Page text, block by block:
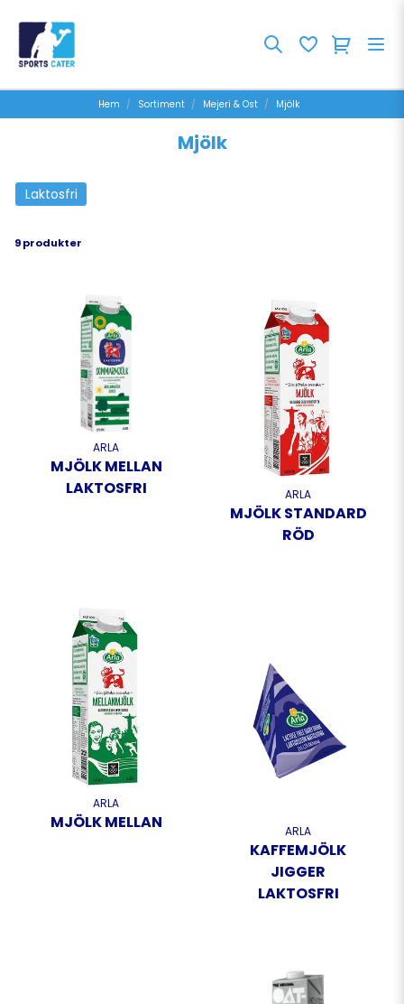
Hem Sortiment Mejeri & Ost Mjölk
Mjölk
Laktosfri
9 produkter
ARLA
MJÖLK MELLAN
LAKTOSFRI
ARLA
MJÖLK STANDARD
RÖD
ARLA
MJÖLK MELLAN ARLA
KAFFEMJÖLK
JIGGER
LAKTOSFRI